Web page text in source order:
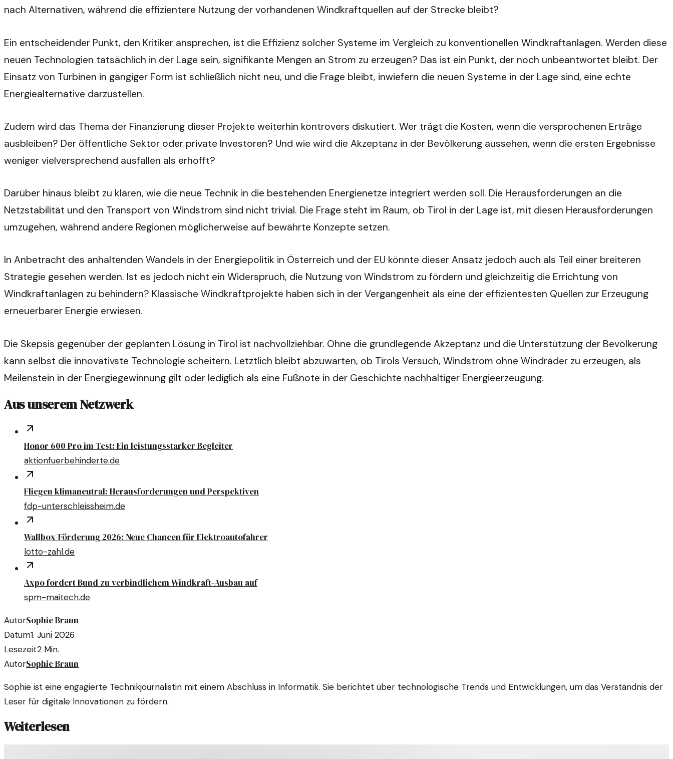
nach Alternativen, während die effizientere Nutzung der vorhandenen Windkraftquellen auf der Strecke bleibt?
Ein entscheidender Punkt, den Kritiker ansprechen, ist die Effizienz solcher Systeme im Vergleich zu konventionellen Windkraftanlagen. Werden diese
neuen Technologien tatsächlich in der Lage sein, signifikante Mengen an Strom zu erzeugen? Das ist ein Punkt, der noch unbeantwortet bleibt. Der
Einsatz von Turbinen in gängiger Form ist schließlich nicht neu, und die Frage bleibt, inwiefern die neuen Systeme in der Lage sind, eine echte
Energiealternative darzustellen.
Zudem wird das Thema der Finanzierung dieser Projekte weiterhin kontrovers diskutiert. Wer trägt die Kosten, wenn die versprochenen Erträge
ausbleiben? Der öffentliche Sektor oder private Investoren? Und wie wird die Akzeptanz in der Bevölkerung aussehen, wenn die ersten Ergebnisse
weniger vielversprechend ausfallen als erhofft?
Darüber hinaus bleibt zu klären, wie die neue Technik in die bestehenden Energienetze integriert werden soll. Die Herausforderungen an die
Netzstabilität und den Transport von Windstrom sind nicht trivial. Die Frage steht im Raum, ob Tirol in der Lage ist, mit diesen Herausforderungen
umzugehen, während andere Regionen möglicherweise auf bewährte Konzepte setzen.
In Anbetracht des anhaltenden Wandels in der Energiepolitik in Österreich und der EU könnte dieser Ansatz jedoch auch als Teil einer breiteren
Strategie gesehen werden. Ist es jedoch nicht ein Widerspruch, die Nutzung von Windstrom zu fördern und gleichzeitig die Errichtung von
Windkraftanlagen zu behindern? Klassische Windkraftprojekte haben sich in der Vergangenheit als eine der effizientesten Quellen zur Erzeugung
erneuerbarer Energie erwiesen.
Die Skepsis gegenüber der geplanten Lösung in Tirol ist nachvollziehbar. Ohne die grundlegende Akzeptanz und die Unterstützung der Bevölkerung
kann selbst die innovativste Technologie scheitern. Letztlich bleibt abzuwarten, ob Tirols Versuch, Windstrom ohne Windräder zu erzeugen, als
Meilenstein in der Energiegewinnung gilt oder lediglich als eine Fußnote in der Geschichte nachhaltiger Energieerzeugung.
Aus unserem Netzwerk
Honor 600 Pro im Test: Ein leistungsstarker Begleiter
aktionfuerbehinderte.de
Fliegen klimaneutral: Herausforderungen und Perspektiven
fdp-unterschleissheim.de
Wallbox-Förderung 2026: Neue Chancen für Elektroautofahrer
lotto-zahl.de
Axpo fordert Bund zu verbindlichem Windkraft-Ausbau auf
spm-maitech.de
AutorSophie Braun
Datum1. Juni 2026
Lesezeit2 Min.
AutorSophie Braun
Sophie ist eine engagierte Technikjournalistin mit einem Abschluss in Informatik. Sie berichtet über technologische Trends und Entwicklungen, um das Verständnis der
Leser für digitale Innovationen zu fördern.
Weiterlesen